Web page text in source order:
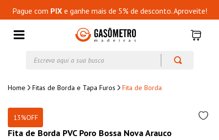
Pague com PIXe ganhe mais de 5% de desconto. Aproveite!
Fitas de Borda e Tapa Furos Fita de Borda
13%OFF
Fita de Borda PVC Poro Bossa Nova Arauco